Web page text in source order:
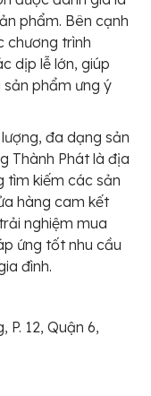
phẩm. Bên cạnh
chương trình
dịp lễ lớn, giúp
sản phẩm ưng ý
đa dạng sản
Thành Phát là địa
tìm kiếm các sản
hàng cam kết
nghiệm mua
ứng tốt nhu cầu
đình.
P. 12, Quận 6,